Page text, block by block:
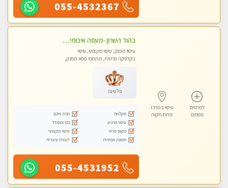
055-4532367
לפרטים
נוספים
עיסוי במרכז
פתח-תקוה
בהוד השרון -מעסה איכותית למאסז מקצועי ומפנק לכל שרירי הגוף
עיסוי מפנק, עיסוי מקצועי, עיסוי
בקלניקה פרטית, מתחמי ספא מפנק,
פלטינה
מקלחת
חניה חינם
עיסוי מרגיע
נקי ומסודר
מקום פרטי
עיסוי מקצועי
תמונה אמיתית
דוברת עיברית
055-4531952